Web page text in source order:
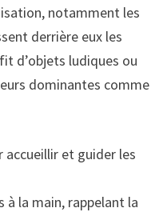
notamment les
derrière eux les
d’objets ludiques ou
dominantes comme
et guider les
à la main, rappelant la